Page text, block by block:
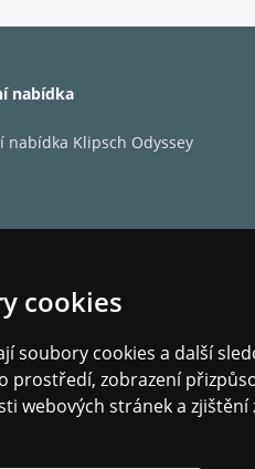
cookies
soubory cookies a další
prostředí, zobrazení
webových stránek a zjištění
nabídka
nabídka Klipsch Odyssey